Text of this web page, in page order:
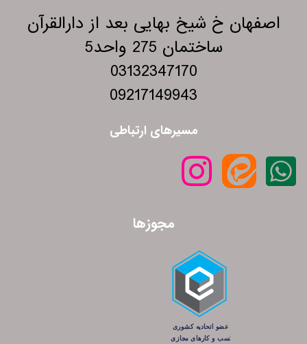
اصفهان خ شیخ بهایی بعد از دارالقرآن
ساختمان 275 واحد5
03132347170
09217149943
مسیرهای ارتباطی
مجوزها